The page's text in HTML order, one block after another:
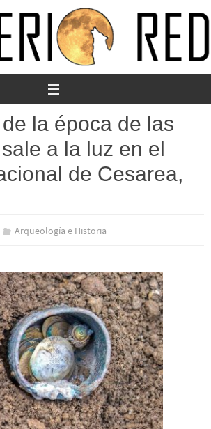
la época de las
a la luz en el
de Cesarea,
Arqueología e Historia